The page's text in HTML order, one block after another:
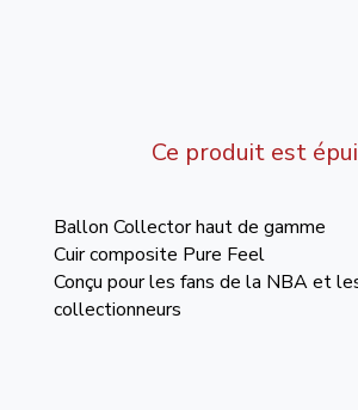
Ce produit est
Ballon Collector haut de gamme
Cuir composite Pure Feel
Conçu pour les fans de la NBA et
collectionneurs